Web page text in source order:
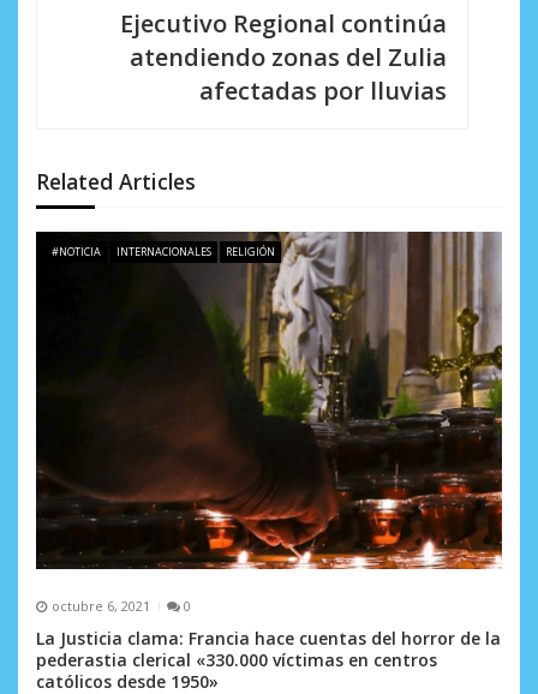
n
d
a
d
a
s
Ejecutivo Regional continúa
atendiendo zonas del Zulia
afectadas por lluvias
Related Articles
#NOTICIA INTERNACIONALES RELIGIÓN
octubre 6, 2021 0
La Justicia clama: Francia hace cuentas del horror de la
pederastia clerical «330.000 víctimas en centros
católicos desde 1950»